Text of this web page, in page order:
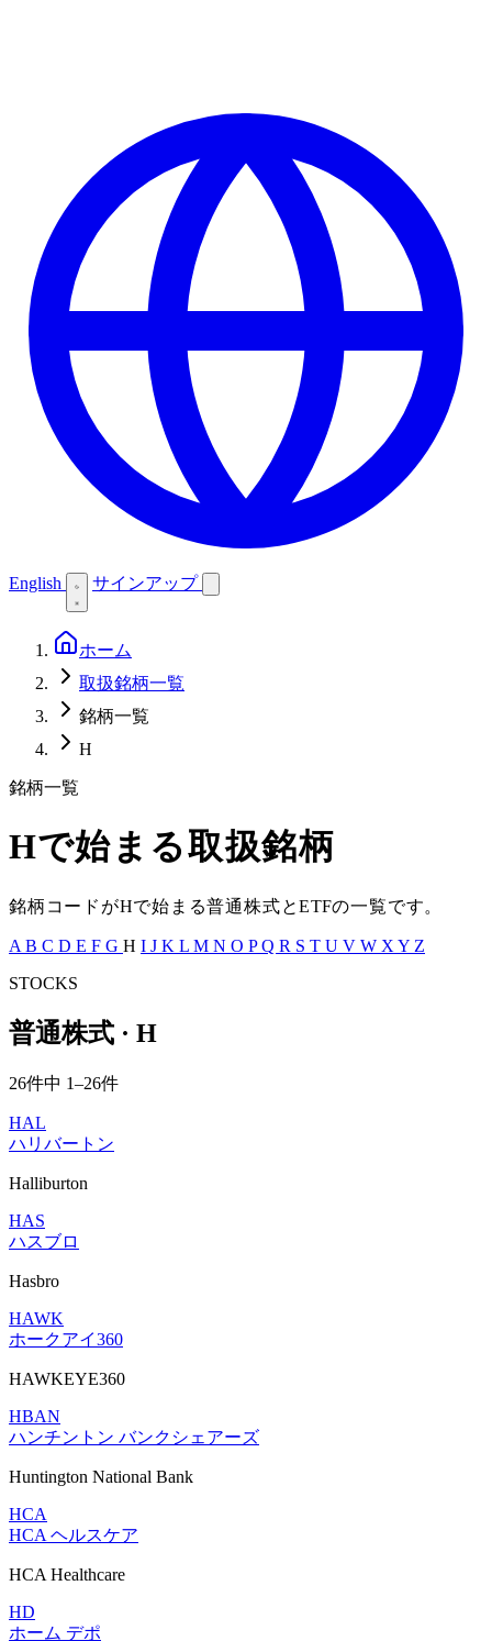
English サインアップ
ホーム
取扱銘柄一覧
銘柄一覧
H
銘柄一覧
Hで始まる取扱銘柄
銘柄コードがHで始まる普通株式とETFの一覧です。
A B C D E F G H I J K L M N O PQ R S T U V W X Y Z
STOCKS
普通株式 · H
26件中 1–26件
HAL
ハリバートン
Halliburton
HAS
ハスブロ
Hasbro
HAWK
ホークアイ360
HAWKEYE360
HBAN
ハンチントン バンクシェアーズ
Huntington National Bank
HCA
HCA ヘルスケア
HCA Healthcare
HD
ホーム デポ